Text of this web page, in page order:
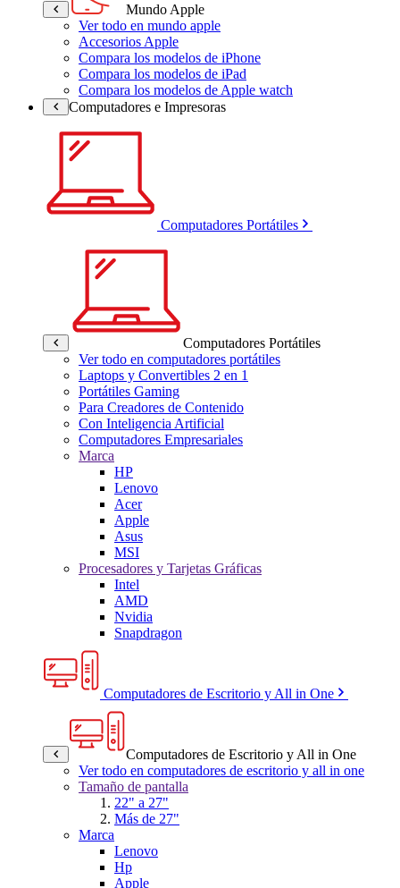
Mundo Apple
Ver todo en mundo apple
Accesorios Apple
Compara los modelos de iPhone
Compara los modelos de iPad
Compara los modelos de Apple watch
Computadores e Impresoras
Computadores Portátiles
Computadores Portátiles
Ver todo en computadores portátiles
Laptops y Convertibles 2 en 1
Portátiles Gaming
Para Creadores de Contenido
Con Inteligencia Artificial
Computadores Empresariales
Marca
HP
Lenovo
Acer
Apple
Asus
MSI
Procesadores y Tarjetas Gráficas
Intel
AMD
Nvidia
Snapdragon
Computadores de Escritorio y All in One
Computadores de Escritorio y All in One
Ver todo en computadores de escritorio y all in one
Tamaño de pantalla
22" a 27"
Más de 27"
Marca
Lenovo
Hp
Apple